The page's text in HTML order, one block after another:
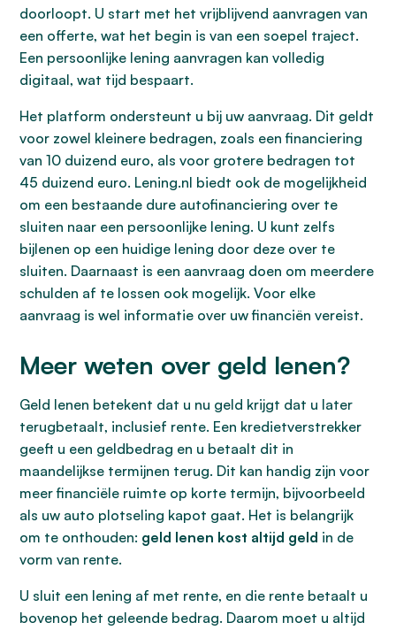
doorloopt. U start met het vrijblijvend aanvragen van
een offerte, wat het begin is van een soepel traject.
Een persoonlijke lening aanvragen kan volledig
digitaal, wat tijd bespaart.
Het platform ondersteunt u bij uw aanvraag. Dit geldt
voor zowel kleinere bedragen, zoals een financiering
van 10 duizend euro, als voor grotere bedragen tot
45 duizend euro. Lening.nl biedt ook de mogelijkheid
om een bestaande dure autofinanciering over te
sluiten naar een persoonlijke lening. U kunt zelfs
bijlenen op een huidige lening door deze over te
sluiten. Daarnaast is een aanvraag doen om meerdere
schulden af te lossen ook mogelijk. Voor elke
aanvraag is wel informatie over uw financiën vereist.
Meer weten over geld lenen?
Geld lenen betekent dat u nu geld krijgt dat u later
terugbetaalt, inclusief rente. Een kredietverstrekker
geeft u een geldbedrag en u betaalt dit in
maandelijkse termijnen terug. Dit kan handig zijn voor
meer financiële ruimte op korte termijn, bijvoorbeeld
als uw auto plotseling kapot gaat. Het is belangrijk
om te onthouden: geld lenen kost altijd geld in de
vorm van rente.
U sluit een lening af met rente, en die rente betaalt u
bovenop het geleende bedrag. Daarom moet u altijd